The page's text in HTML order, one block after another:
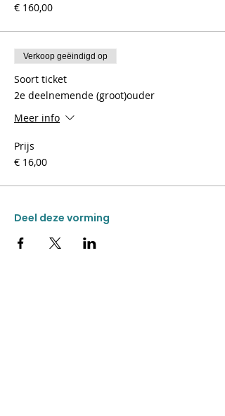
€ 160,00
Verkoop geëindigd op
Soort ticket
2e deelnemende (groot)ouder
Meer info
Prijs
€ 16,00
Deel deze vorming